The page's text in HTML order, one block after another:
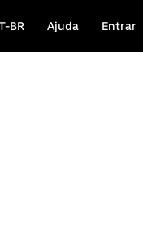
BR Ajuda Entrar